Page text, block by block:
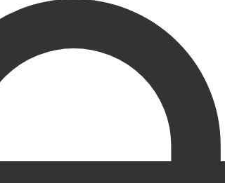
Bücher mit ihren vielen schwarzen